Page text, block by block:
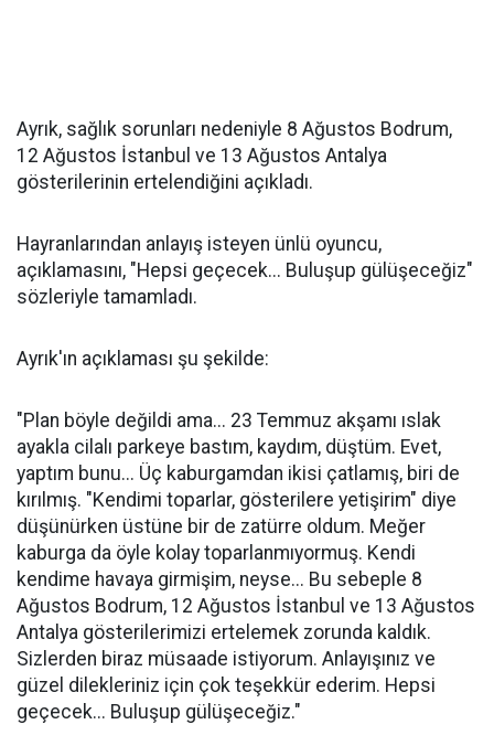
Ayrık, sağlık sorunları nedeniyle 8 Ağustos Bodrum,
12 Ağustos İstanbul ve 13 Ağustos Antalya
gösterilerinin ertelendiğini açıkladı.
Hayranlarından anlayış isteyen ünlü oyuncu,
açıklamasını, "Hepsi geçecek... Buluşup gülüşeceğiz"
sözleriyle tamamladı.
Ayrık'ın açıklaması şu şekilde:
"Plan böyle değildi ama... 23 Temmuz akşamı ıslak
ayakla cilalı parkeye bastım, kaydım, düştüm. Evet,
yaptım bunu... Üç kaburgamdan ikisi çatlamış, biri de
kırılmış. "Kendimi toparlar, gösterilere yetişirim" diye
düşünürken üstüne bir de zatürre oldum. Meğer
kaburga da öyle kolay toparlanmıyormuş. Kendi
kendime havaya girmişim, neyse... Bu sebeple 8
Ağustos Bodrum, 12 Ağustos İstanbul ve 13 Ağustos
Antalya gösterilerimizi ertelemek zorunda kaldık.
Sizlerden biraz müsaade istiyorum. Anlayışınız ve
güzel dilekleriniz için çok teşekkür ederim. Hepsi
geçecek... Buluşup gülüşeceğiz."